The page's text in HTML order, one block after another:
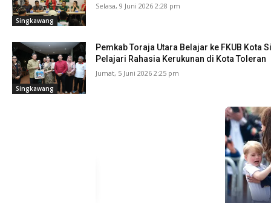
Singkawang
Selasa, 9 Juni 2026 2:28 pm
Singkawang
Pemkab Toraja Utara Belajar ke FKUB Kota
Pelajari Rahasia Kerukunan di Kota Toleran
Jumat, 5 Juni 2026 2:25 pm